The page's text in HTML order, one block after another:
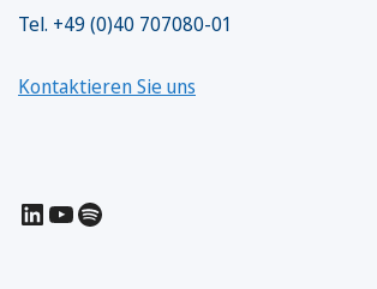
Tel. +49 (0)40 707080-01
Kontaktieren Sie uns
LinkedIn
YouTube
Spotify